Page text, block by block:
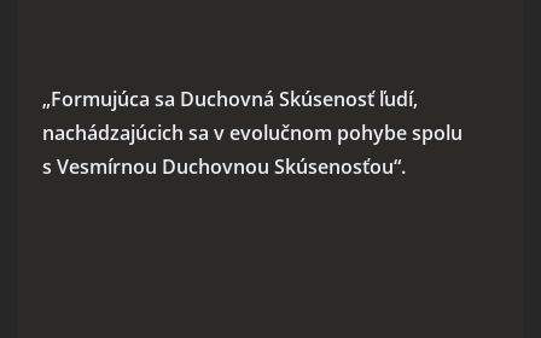
„Formujúca sa Duchovná Skúsenosť ľudí,
nachádzajúcich sa v evolučnom pohybe spolu
s Vesmírnou Duchovnou Skúsenosťou“.